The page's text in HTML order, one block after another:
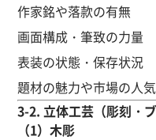
作家銘や落款の有無
画面構成・筆致の力量
表装の状態・保存状況
題材の魅力や市場の人気
3-2. 立体工芸（彫刻・ブ
（1）木彫